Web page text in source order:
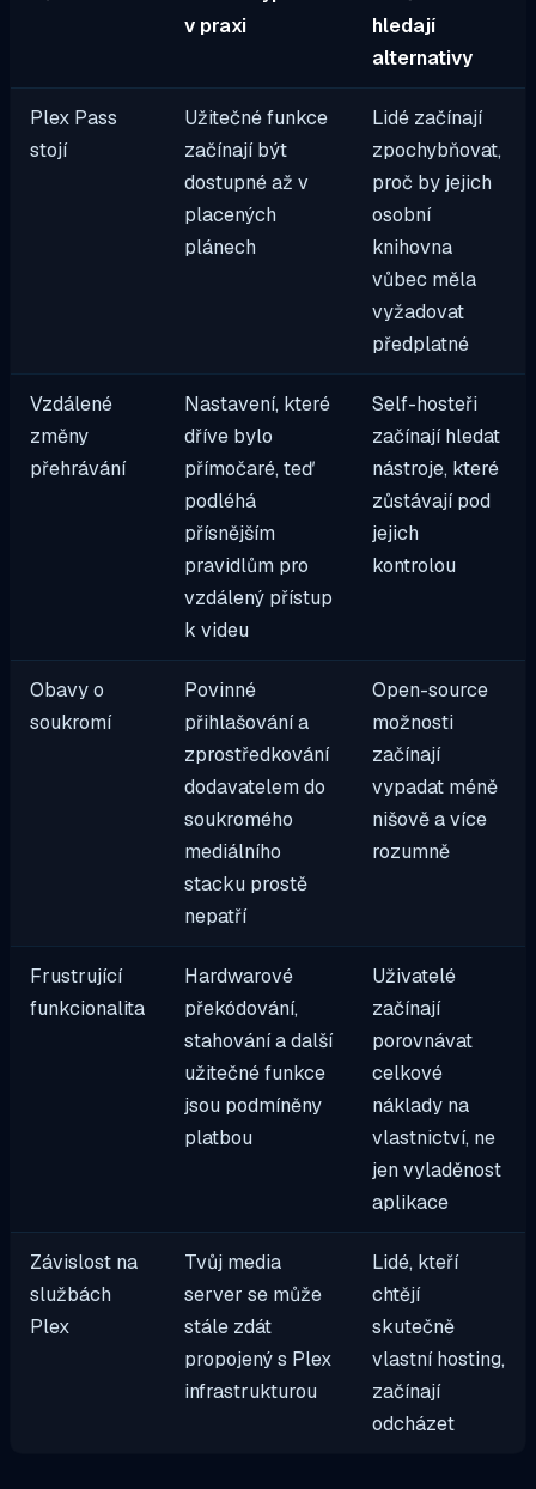
v praxi
hledají
alternativy
Plex Pass
stojí
Užitečné funkce
začínají být
dostupné až v
placených
plánech
Lidé začínají
zpochybňovat,
proč by jejich
osobní
knihovna
vůbec měla
vyžadovat
předplatné
Vzdálené
změny
přehrávání
Nastavení, které
dříve bylo
přímočaré, teď
podléhá
přísnějším
pravidlům pro
vzdálený přístup
k videu
Self-hosteři
začínají hledat
nástroje, které
zůstávají pod
jejich
kontrolou
Obavy o
soukromí
Povinné
přihlašování a
zprostředkování
dodavatelem do
soukromého
mediálního
stacku prostě
nepatří
Open-source
možnosti
začínají
vypadat méně
nišově a více
rozumně
Frustrující
funkcionalita
Hardwarové
překódování,
stahování a další
užitečné funkce
jsou podmíněny
platbou
Uživatelé
začínají
porovnávat
celkové
náklady na
vlastnictví, ne
jen vyladěnost
aplikace
Závislost na
službách
Plex
Tvůj media
server se může
stále zdát
propojený s Plex
infrastrukturou
Lidé, kteří
chtějí
skutečně
vlastní hosting,
začínají
odcházet